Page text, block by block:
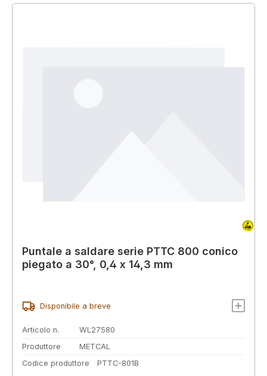
Puntale a saldare serie PTTC 800 conico
piegato a 30°, 0,4 x 14,3 mm
Disponibile a breve
Articolo n.
WL27580
Produttore
METCAL
Codice produttore
PTTC-801B